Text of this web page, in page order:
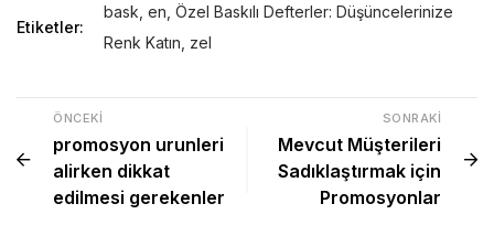
Etiketler:
bask en Özel Baskılı Defterler: Düşüncelerinize
Renk Katın zel
ÖNCEKI
promosyon urunleri
alirken dikkat
edilmesi gerekenler
SONRAKI
Mevcut Müşterileri
Sadıklaştırmak için
Promosyonlar